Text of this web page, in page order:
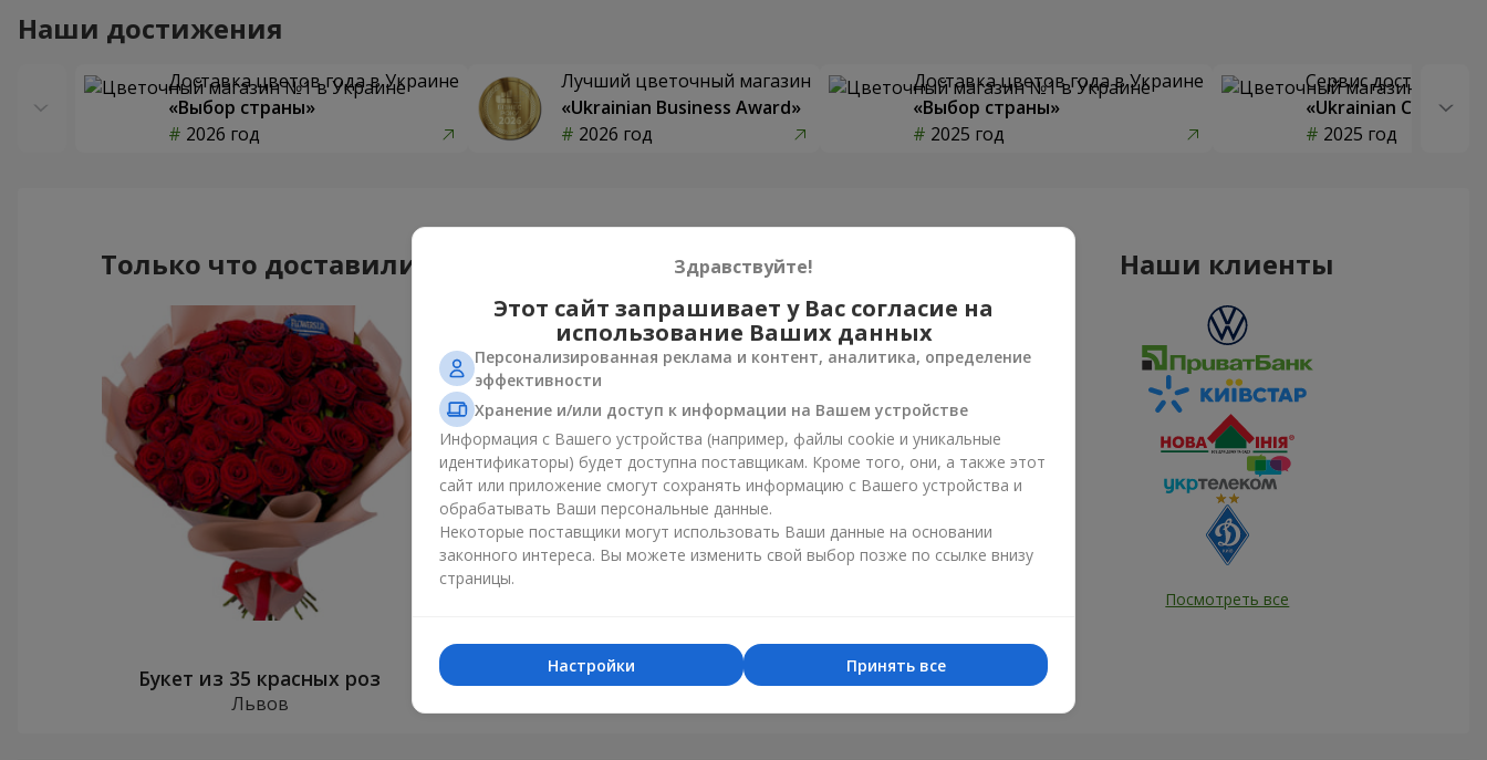
Наши достижения
Доставка цветов года в Украине
«Выбор страны»
2026 год
Лучший цветочный магазин
«Ukrainian Business Award»
2026 год
Доставка цветов года в Украине
«Выбор страны»
2025 год
Сервис доставки
«Ukrainian Choice»
2025 год
Только что доставили
Букет из 35 красных роз
Львов
Фотогалерея
Все фото доставок
Наши клиенты
Посмотреть все
Здравствуйте!
Этот сайт запрашивает у Вас согласие на
использование Ваших данных
Персонализированная реклама и контент, аналитика, определение
эффективности
Хранение и/или доступ к информации на Вашем устройстве
Информация с Вашего устройства (например, файлы cookie и уникальные
идентификаторы) будет доступна поставщикам. Кроме того, они, а также этот
сайт или приложение смогут сохранять информацию с Вашего устройства и
обрабатывать Ваши персональные данные.
Некоторые поставщики могут использовать Ваши данные на основании
законного интереса. Вы можете изменить свой выбор позже по ссылке внизу
страницы.
Принять все
Настройки